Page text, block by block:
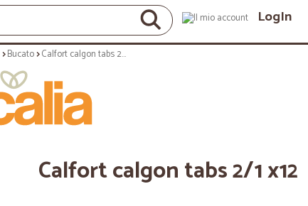
LogIn
Bucato Calfort calgon tabs 2/1 x12
Calfort calgon tabs 2/1 x12